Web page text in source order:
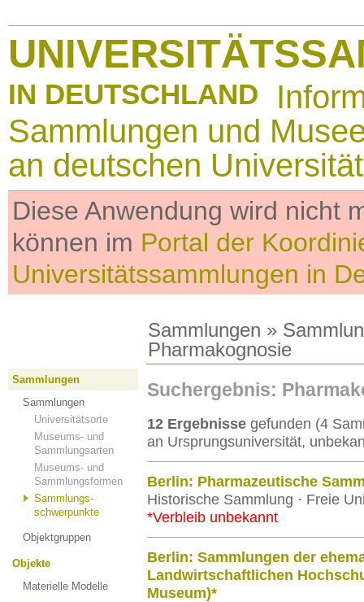
IN DEUTSCHLAND
Sammlungen und
an deutschen
Diese Anwendung wird nicht
können im Portal der
Universitätssammlungen in
Sammlungen »
Pharmakognosie
Sammlungen
Sammlungen
Universitätsorte
Museums- und
Sammlungsarten
Museums- und
Sammlungsformen
Sammlungs-
schwerpunkte
Objektgruppen
Objekte
Materielle Modelle
Suchergebnis:
12 Ergebnisse gefunden (4
an Ursprungsuniversität,
Berlin: Pharmazeutische
Historische Sammlung · Freie
*Verbleib unbekannt
Berlin: Sammlungen der
Landwirtschaftlichen
Museum)*